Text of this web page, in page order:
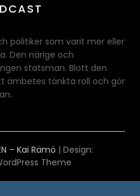
politiker som varit mer eller
Den närige och
statsman. Blott den
ämbetes tänkta roll och gör
– Kai Rämö | Design:
Theme